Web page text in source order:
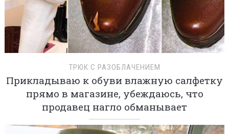
ТРЮК С РАЗОБЛАЧЕНИЕМ
Прикладываю к обуви влажную салфетку
прямо в магазине, убеждаюсь, что
продавец нагло обманывает